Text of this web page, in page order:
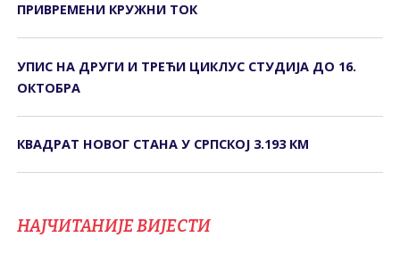
ПРИВРЕМЕНИ КРУЖНИ ТОК
УПИС НА ДРУГИ И ТРЕЋИ ЦИКЛУС СТУДИЈА ДО 16.
ОКТОБРА
КВАДРАТ НОВОГ СТАНА У СРПСКОЈ 3.193 КМ
НАЈЧИТАНИЈЕ ВИЈЕСТИ